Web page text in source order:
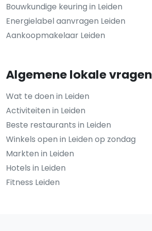
Bouwkundige keuring in Leiden
Energielabel aanvragen Leiden
Aankoopmakelaar Leiden
Algemene lokale vragen
Wat te doen in Leiden
Activiteiten in Leiden
Beste restaurants in Leiden
Winkels open in Leiden op zondag
Markten in Leiden
Hotels in Leiden
Fitness Leiden